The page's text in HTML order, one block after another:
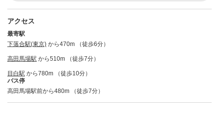
アクセス
最寄駅
下落合駅(東京) から470m （徒歩6分）
高田馬場駅 から510m （徒歩7分）
目白駅 から780m （徒歩10分）
バス停
高田馬場駅前から480m （徒歩7分）